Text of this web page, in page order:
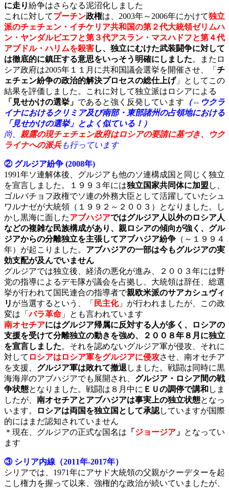
に走り紛争はさらなる泥沼化しました
これに対してプーチン政権は、2003年～2006年にかけて独立
派のチェチェン・イチケリア共和国の第２代大統領ゼリムハ
ン・ヤンダルビエフと第３代アスラン・マスハドフと第４代
アブドル・ハリムを殺害し、独立にむけた武装闘争に対して
は徹底的に鎮圧する意思をいっそう明確にしました。またロ
シア政府は2005年１１月に共和国議会選挙を開催させ、「 チ
ェチェン紛争の政治的解決プロセスの総仕上げ」としてこの
結果を評価しました。これに対して独立派はロシアによる
「見せかけの選挙」 であると強く反発しています （⇔ウクラ
イナにおけるクリミア及び南部・東部諸州の占領地における
「見せかけの選挙」とよく似ている！）
尚、 親露の現チェチェン政府はロシアの要請に基づき、ウク
ライナへの派兵も行っています
② グルジア紛争 (2008年)
1991年ソ連解体後、グルジアも他のソ連構成国と同じく独立
を宣言しました。１９９３年には独立国家共同体に加盟 し、
ゴルバチョフ政権でソ連の外務大臣として活躍していたシュ
ワルナゼが大統領（１９９２～２００３）となりました。し
かし黒海に面したアブハジアではグルジア人以外のロシア人
などの複雑な民族構成があり、親ロシアの傾向が強く、グル
ジアからの分離独立を主張してアブハジア紛争 （～１９９４
年）が起こりました。 アブハジアの一部は今もグルジアの実
効支配が及んでいません
グルジアでは独立後、経済の悪化が進み、２００３年には野
党の指導によるデモ隊が議会を占拠し、大統領は辞任、総選
挙が行われて国民連合の指導者で親欧米派のサアカシュヴィ
リ が当選するという、「 民主化」が行われましたが、この政
変は「バラ革命 」とも言われています
南オセチアにはグルジア帰属に反対する人が多く、ロシアの
支援を受けて分離独立の動きを強め、２００８年８月に独立
を宣言しました。それを認めないグルジア軍が侵攻、それに
対して ロシアはロシア軍をグルジアに侵攻させ、南オセチア
を支援、 グルジア軍は敗れて撤退 しました。戦闘は同時に黒
海海岸のアブハジアでも展開され、 グルジア・ロシア間の戦
争状態となりました。戦闘は８月中に ＥＵの調停で講和 しま
したが、 南オセチアとアブハジアは事実上の独立状態となっ
います。
ロシアは両国を独立国として承認していますが国際
的にはまだ認知されていません
＊現在、グルジアの正式な国名は 「 ジョージア 」 となってい
ます
③ シリア内線（2011年-2017年）
シリアでは、1971年にアサド大統領の父親がクーデターを起
こし権力を握って以来、強権的な政治が続いていましたが、